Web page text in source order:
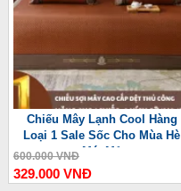
Chiếu Mây Lạnh Cool Hàng
Loại 1 Sale Sốc Cho Mùa Hè
Mát Mẻ
600.000 VNĐ
329.000 VNĐ